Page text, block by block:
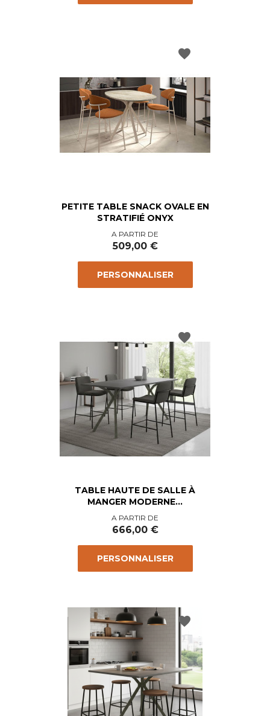
PETITE TABLE SNACK OVALE EN
STRATIFIÉ ONYX
Prix
A PARTIR DE
509,00 €
PERSONNALISER
favorite
TABLE HAUTE DE SALLE À
MANGER MODERNE...
Prix
A PARTIR DE
666,00 €
PERSONNALISER
favorite
favorite